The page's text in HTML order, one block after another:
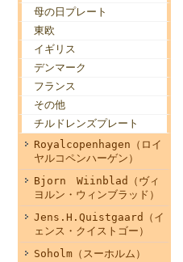
母の日プレート
東欧
イギリス
デンマーク
フランス
その他
チルドレンズプレート
Royalcopenhagen（ロイ
ヤルコペンハーゲン）
Bjorn Wiinblad（ヴィ
ヨルン・ウィンブラッド）
Jens.H.Quistgaard（イ
ェンス・クイストゴー）
Soholm（スーホルム）